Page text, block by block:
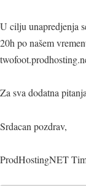
U cilju unapredjenja
20h po našem
Za sva dodatna
Srdacan pozdrav,
ProdHostingNET